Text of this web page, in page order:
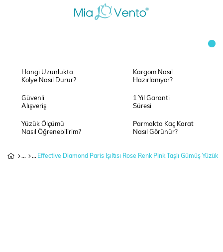
Hangi Uzunlukta
Kolye Nasıl Durur?
Kargom Nasıl
Hazırlanıyor?
Güvenli
Alışveriş
1 Yıl Garanti
Süresi
Yüzük Ölçümü
Nasıl Öğrenebilirim?
Parmakta Kaç Karat
Nasıl Görünür?
Effective Diamond Paris Işıltısı Rose Renk Pink Taşlı Gümüş Yüzük